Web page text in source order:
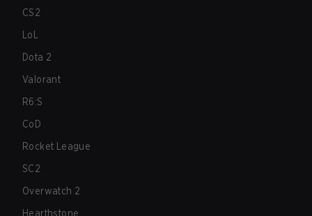
CS2
LoL
Dota 2
Valorant
R6:S
CoD
Rocket League
SC2
Overwatch 2
Hearthstone